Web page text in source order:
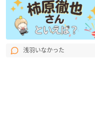
浅羽いなかった